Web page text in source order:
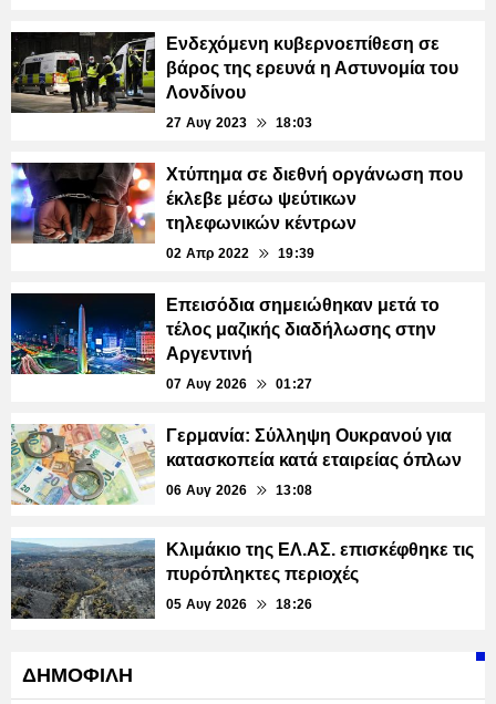
Ενδεχόμενη κυβερνοεπίθεση σε
βάρος της ερευνά η Αστυνομία του
Λονδίνου
27 Αυγ 2023 18:03
Χτύπημα σε διεθνή οργάνωση που
έκλεβε μέσω ψεύτικων
τηλεφωνικών κέντρων
02 Απρ 2022 19:39
Επεισόδια σημειώθηκαν μετά το
τέλος μαζικής διαδήλωσης στην
Αργεντινή
07 Αυγ 2026 01:27
Γερμανία: Σύλληψη Ουκρανού για
κατασκοπεία κατά εταιρείας όπλων
06 Αυγ 2026 13:08
Κλιμάκιο της ΕΛ.ΑΣ. επισκέφθηκε τις
πυρόπληκτες περιοχές
05 Αυγ 2026 18:26
ΔΗΜΟΦΙΛΗ